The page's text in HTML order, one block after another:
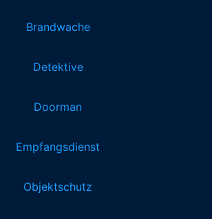
Brandwache
Detektive
Doorman
Empfangsdienst
Objektschutz